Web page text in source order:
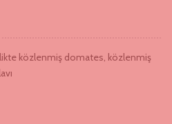
közlenmiş domates, közlenmiş